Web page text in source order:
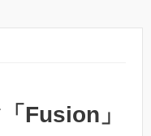
Fusion」